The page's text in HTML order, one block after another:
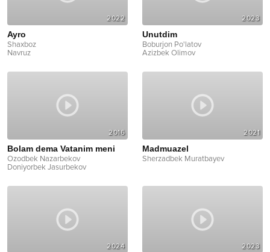
2022
Ayro
Shaxboz
Navruz
2023
Unutdim
Boburjon Po'latov
Azizbek Olimov
2016
Bolam dema Vatanim meni
Ozodbek Nazarbekov
Doniyorbek Jasurbekov
2021
Madmuazel
Sherzadbek Muratbayev
2024 2023